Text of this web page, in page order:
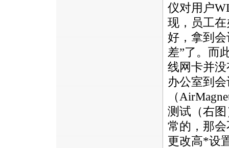
仪对用户
现，员工
好，拿到
差”了。而
线网卡并
办公室到
（
测试（右
常的，那
更改高*设